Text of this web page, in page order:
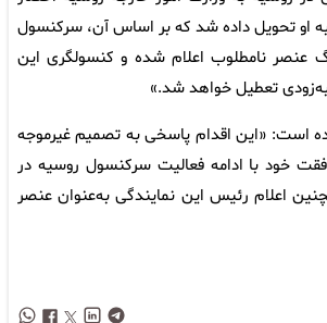
او تحویل داده شد که بر اساس آن، سرکنسول
عنصر نامطلوب اعلام شده و کنسولگری این
تعطیل خواهد شد.»
است: «این اقدام پاسخی به تصمیم غیرموجه
خود با ادامه فعالیت سرکنسول روسیه در
اعلام رئیس این نمایندگی به‌عنوان عنصر